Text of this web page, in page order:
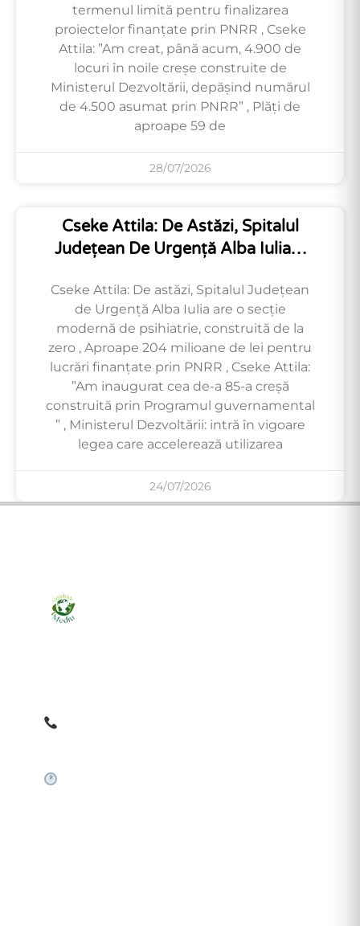
termenul limită pentru finalizarea
proiectelor finanțate prin PNRR , Cseke
Attila: ”Am creat, până acum, 4.900 de
locuri în noile creșe construite de
Ministerul Dezvoltării, depășind numărul
de 4.500 asumat prin PNRR” , Plăți de
aproape 59 de
28/07/2026
Cseke Attila: De Astăzi, Spitalul
Județean De Urgență Alba Iulia…
Cseke Attila: De astăzi, Spitalul Județean
de Urgență Alba Iulia are o secție
modernă de psihiatrie, construită de la
zero , Aproape 204 milioane de lei pentru
lucrări finanțate prin PNRR , Cseke Attila:
”Am inaugurat cea de-a 85-a creșă
construită prin Programul guvernamental
” , Ministerul Dezvoltării: intră în vigoare
legea care accelerează utilizarea
24/07/2026